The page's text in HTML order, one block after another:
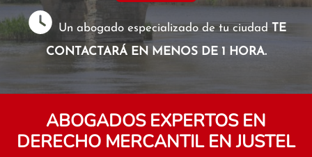
Un abogado especializado de tu ciudadTE
CONTACTARÁ EN MENOS DE 1 HORA.
ABOGADOS EXPERTOS EN
DERECHO MERCANTIL EN JUSTEL